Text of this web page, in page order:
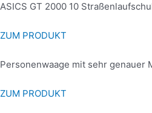
ASICS GT 2000 10
ZUM PRODUKT
Personenwaage mit sehr genauer
ZUM PRODUKT